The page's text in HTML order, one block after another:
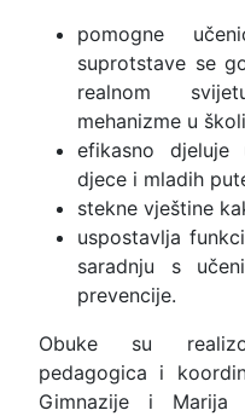
pomogne
suprotstave se
realnom
mehanizme u
efikasno djeluje
djece i mladih
stekne vještine
uspostavlja
saradnju s
prevencije.
Obuke su
pedagogica i
Gimnazije i Marija